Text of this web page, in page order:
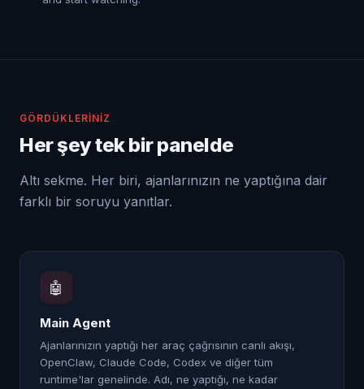
GÖRDÜKLERINIZ
Her şey tek bir panelde
Altı sekme. Her biri, ajanlarınızın ne yaptığına dair
farklı bir soruyu yanıtlar.
🤖
Main Agent
Ajanlarınızın yaptığı her araç çağrısının canlı akışı,
OpenClaw, Claude Code, Codex ve diğer tüm
runtime'lar genelinde. Adı, ne yaptığı, ne kadar